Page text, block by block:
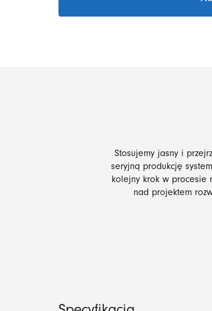
Stosujemy jasny i
seryjną produkcję
kolejny krok w procesie
nad projektem